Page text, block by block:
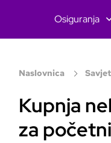
Osiguranja
Naslovnica
Kupnja
za